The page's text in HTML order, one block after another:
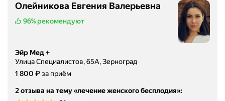
Олейникова Евгения Валерьевна
96% рекомендуют
Эйр Мед +
Улица Специалистов, 65А, Зерноград
Цена
1800
1 800 ₽за приём
2 отзыва на тему «лечение женского бесплодия»: